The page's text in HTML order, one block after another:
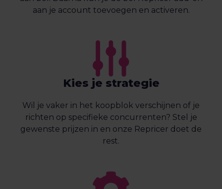
aan je account toevoegen en activeren.
Kies je strategie
Wil je vaker in het koopblok verschijnen of je
richten op specifieke concurrenten? Stel je
gewenste prijzen in en onze Repricer doet de
rest.